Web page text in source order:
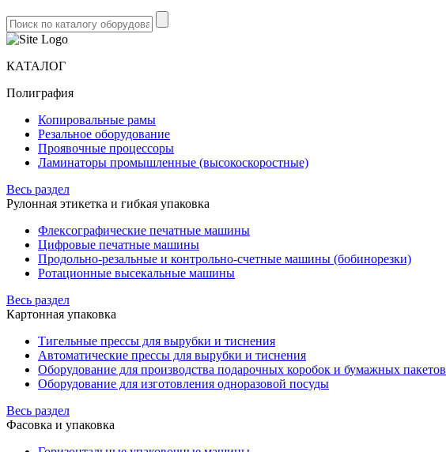
КАТАЛОГ
Полиграфия
Копировальные рамы
Резальное оборудование
Проявочные процессоры
Ламинаторы промышленные (высокоскоростные)
Весь раздел
Рулонная этикетка и гибкая упаковка
Флексографические печатные машины
Цифровые печатные машины
Продольно-резальные и контрольно-счетные машины (бобинорезки)
Ротационные высекальные машины
Весь раздел
Картонная упаковка
Тигельные прессы для вырубки и тиснения
Автоматические прессы для вырубки и тиснения
Оборудование для производства подарочных коробок и бумажных пакетов
Оборудование для изготовления одноразовой посуды
Весь раздел
Фасовка и упаковка